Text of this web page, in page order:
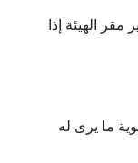
الهيئة إذا
ما يرى له